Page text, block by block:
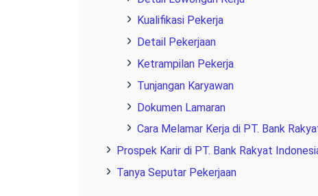
Kualifikasi Pekerja
Detail Pekerjaan
Ketrampilan Pekerja
Tunjangan Karyawan
Dokumen Lamaran
Cara Melamar Kerja di PT. Bank
Prospek Karir di PT. Bank Rakyat
Tanya Seputar Pekerjaan